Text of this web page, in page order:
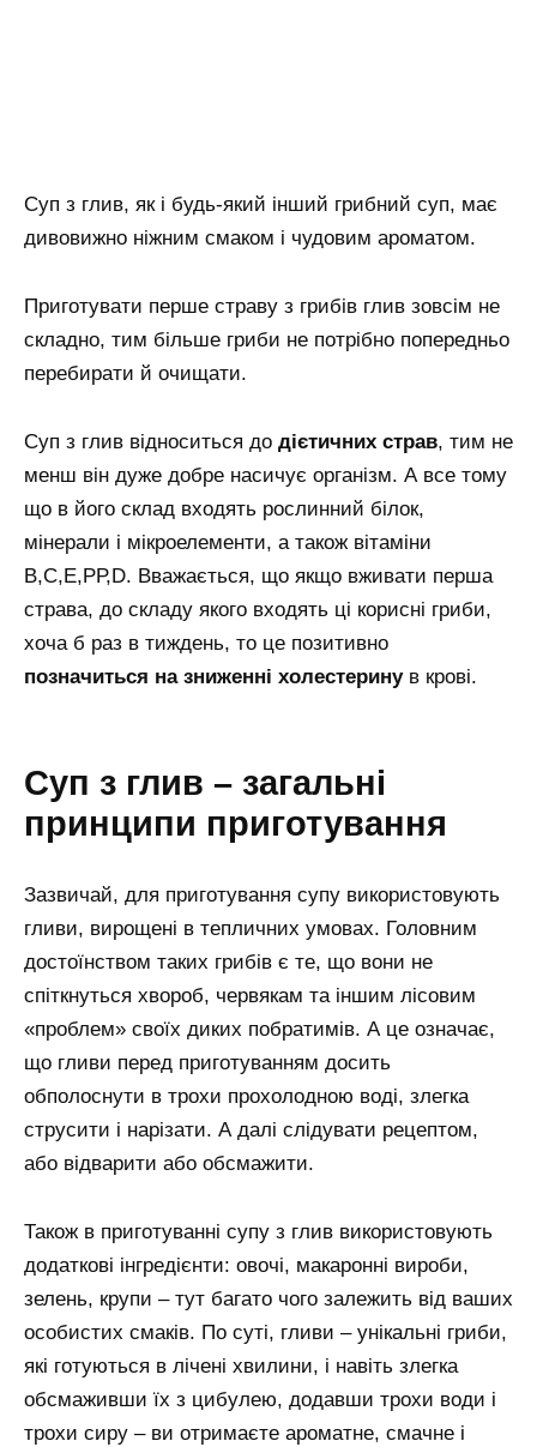
Суп з глив, як і будь-який інший грибний суп, має
дивовижно ніжним смаком і чудовим ароматом.
Приготувати перше страву з грибів глив зовсім не
складно, тим більше гриби не потрібно попередньо
перебирати й очищати.
Суп з глив відноситься до дієтичних страв, тим не
менш він дуже добре насичує організм. А все тому
що в його склад входять рослинний білок,
мінерали і мікроелементи, а також вітаміни
В,С,Е,РР,D. Вважається, що якщо вживати перша
страва, до складу якого входять ці корисні гриби,
хоча б раз в тиждень, то це позитивно
позначиться на зниженні холестеринув крові.
Суп з глив – загальні
принципи приготування
Зазвичай, для приготування супу використовують
гливи, вирощені в тепличних умовах. Головним
достоїнством таких грибів є те, що вони не
спіткнуться хвороб, червякам та іншим лісовим
«проблем» своїх диких побратимів. А це означає,
що гливи перед приготуванням досить
обполоснути в трохи прохолодною воді, злегка
струсити і нарізати. А далі слідувати рецептом,
або відварити або обсмажити.
Також в приготуванні супу з глив використовують
додаткові інгредієнти: овочі, макаронні вироби,
зелень, крупи – тут багато чого залежить від ваших
особистих смаків. По суті, гливи – унікальні гриби,
які готуються в лічені хвилини, і навіть злегка
обсмаживши їх з цибулею, додавши трохи води і
трохи сиру – ви отримаєте ароматне, смачне і